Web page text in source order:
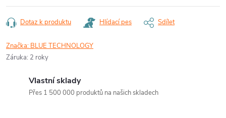
Dotaz k produktu Hlídací pes Sdílet
Značka: BLUE TECHNOLOGY
Záruka: 2 roky
Vlastní sklady
Přes 1 500 000 produktů na našich skladech